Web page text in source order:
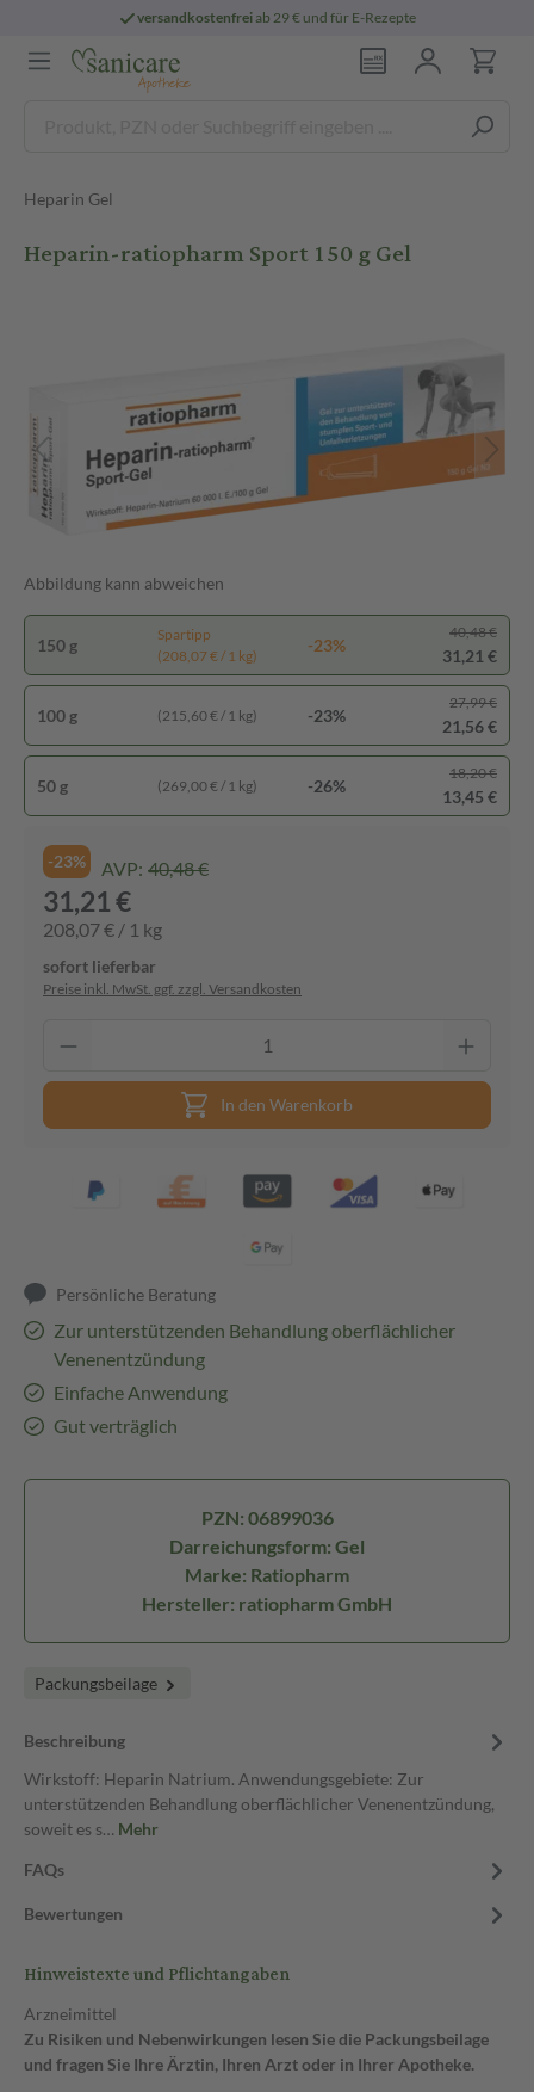
versandkostenfreiab 29 € und für E-Rezepte
Heparin Gel
Heparin-ratiopharm Sport 150 g Gel
Abbildung kann abweichen
150 g
Spartipp
(208,07 € / 1 kg)
-23%
40,48 €
31,21 €
100 g (215,60 € / 1 kg) -23%
27,99 €
21,56 €
50 g (269,00 € / 1 kg) -26%
18,20 €
13,45 €
-23% AVP: 40,48 €
31,21 €
208,07 € / 1 kg
sofort lieferbar
Preise inkl. MwSt. ggf. zzgl. Versandkosten
In den Warenkorb
Persönliche Beratung
Zur unterstützenden Behandlung oberflächlicher
Venenentzündung
Einfache Anwendung
Gut verträglich
PZN: 06899036
Darreichungsform: Gel
Marke: Ratiopharm
Hersteller: ratiopharm GmbH
Packungsbeilage
Beschreibung
Wirkstoff: Heparin Natrium. Anwendungsgebiete: Zur
unterstützenden Behandlung oberflächlicher Venenentzündung,
soweit es s… Mehr
FAQs
Bewertungen
Hinweistexte und Pflichtangaben
Arzneimittel
Zu Risiken und Nebenwirkungen lesen Sie die Packungsbeilage
und fragen Sie Ihre Ärztin, Ihren Arzt oder in Ihrer Apotheke.